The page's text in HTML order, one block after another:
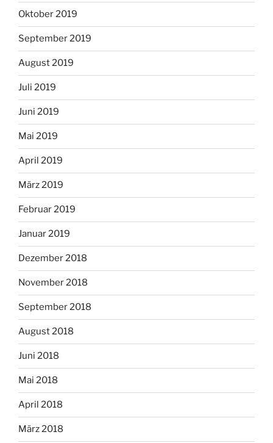
Oktober 2019
September 2019
August 2019
Juli 2019
Juni 2019
Mai 2019
April 2019
März 2019
Februar 2019
Januar 2019
Dezember 2018
November 2018
September 2018
August 2018
Juni 2018
Mai 2018
April 2018
März 2018